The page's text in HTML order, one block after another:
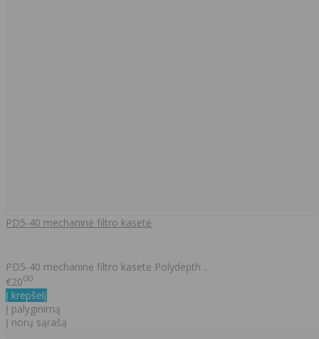
PD5-40 mechaninė filtro kasetė
PD5-40 mechaninė filtro kasetė Polydepth ..
€2000
Į krepšelį
Į palyginimą
Į norų sąrašą